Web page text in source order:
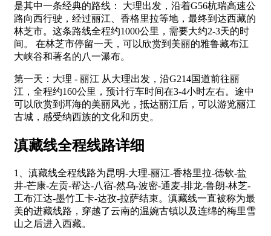
是其中一条经典的路线： 大理出发，沿着G56杭瑞高速公
路向西行驶，经过丽江、香格里拉等地，最终到达西藏的
林芝市。这条路线全程约1000公里，需要大约2-3天的时
间。 在林芝市停留一天，可以欣赏到美丽的雅鲁藏布江
大峡谷和著名的八一瀑布。
第一天：大理 - 丽江 从大理出发，沿G214国道前往丽
江，全程约160公里，预计行车时间在3-4小时左右。途中
可以欣赏到洱海的美丽风光，抵达丽江后，可以游览丽江
古城，感受纳西族的文化和历史。
滇藏线全程线路详细
1、滇藏线全程线路为昆明-大理-丽江-香格里拉-德钦-盐
井-芒康-左贡-帮达-八宿-然乌-波密-通麦-排龙-鲁朗-林芝-
工布江达-墨竹工卡-达孜-拉萨结束。滇藏线一直被称为最
美的进藏线路，穿越了云南的温婉古镇以及连绵的梅里雪
山之后进入西藏。